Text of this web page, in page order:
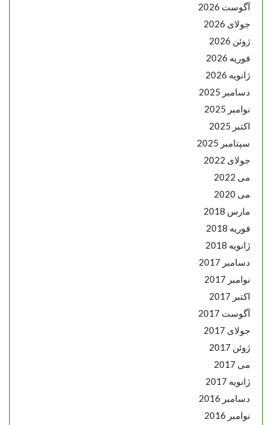
آگوست 2026
جولای 2026
ژوئن 2026
فوریه 2026
ژانویه 2026
دسامبر 2025
نوامبر 2025
اکتبر 2025
سپتامبر 2025
جولای 2022
می 2022
می 2020
مارس 2018
فوریه 2018
ژانویه 2018
دسامبر 2017
نوامبر 2017
اکتبر 2017
آگوست 2017
جولای 2017
ژوئن 2017
می 2017
ژانویه 2017
دسامبر 2016
نوامبر 2016